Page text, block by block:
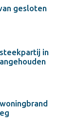
gesloten
in